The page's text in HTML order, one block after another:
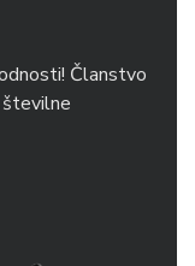
Članstvo
številne